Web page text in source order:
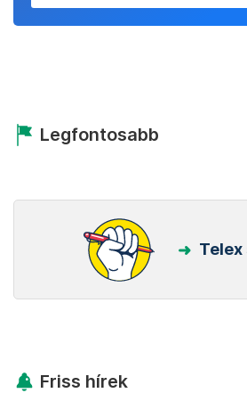
Legfontosabb
Telex
Friss hírek